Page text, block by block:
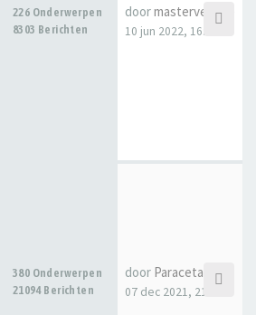
226 Onderwerpen
8303 Berichten
doormasterveecee
10 jun 2022, 16:01
380 Onderwerpen
21094 Berichten
door Paraceta
07 dec 2021, 21:40